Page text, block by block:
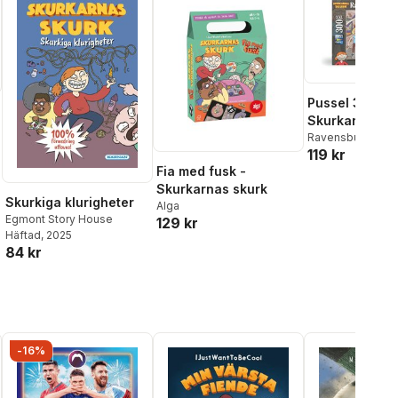
röster:
Skurkiga klurigheter
Egmont Story House
Häftad, 2025
84 kr
Fia med fusk -
Skurkarnas skurk
Alga
129 kr
Pussel 300
Skurkarnas
Ravensburger
119 kr
-16%